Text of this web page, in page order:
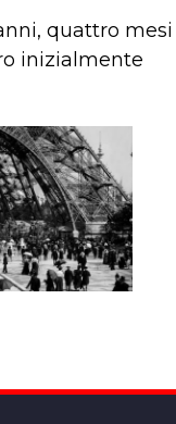
quattro mesi
inizialmente